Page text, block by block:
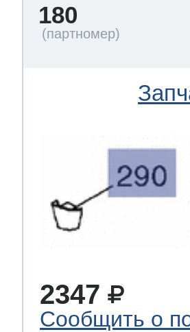
180
2347
Сообщить о